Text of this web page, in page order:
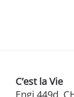
C’est la Vie
Engi 449d,